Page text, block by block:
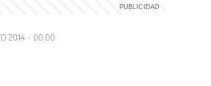
2014 - 00:00